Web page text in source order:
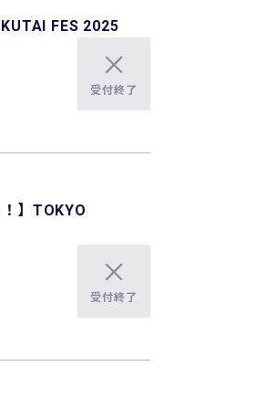
FES 2025
受付終了
】TOKYO
受付終了